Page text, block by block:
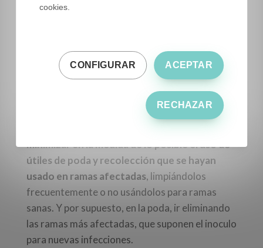
además de por simples roces entre ramas por el
importante de transmisión de la enfermedad.
Medidas pasivas y preventivas de control,
mantener las copas claras para
favorecer la ventilación, evitar hacer
demasiadas heridas en la recolección, y
minimizar en la medida de lo posible el uso de
útiles de poda y recolección que se hayan
usado en ramas afectadas, limpiándolos
frecuentemente o no usándolos para ramas
sanas. Y por supuesto, en la poda, ir eliminando
las ramas más afectadas, que suponen el inoculo
para nuevas infecciones.
cookies.
ACEPTAR
CONFIGURAR
RECHAZAR